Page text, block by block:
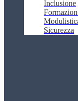
Inclusione
Sicurezza